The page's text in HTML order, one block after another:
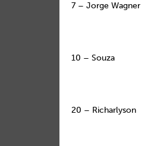
7 – Jorge Wagner
10 – Souza
20 – Richarlyson